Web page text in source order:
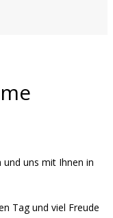
uns mit Ihnen in
Tag und viel Freude